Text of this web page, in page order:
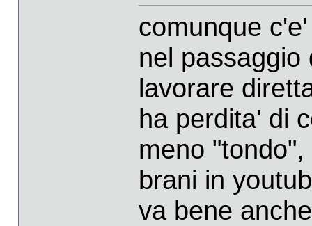
comunque
nel
lavorare
ha perdita' di
meno
brani in
va bene